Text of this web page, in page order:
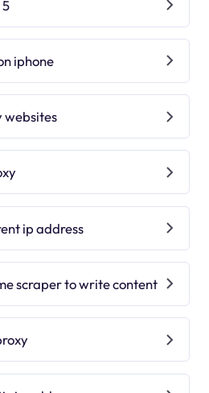
5
iphone
websites
ip address
scraper to write content